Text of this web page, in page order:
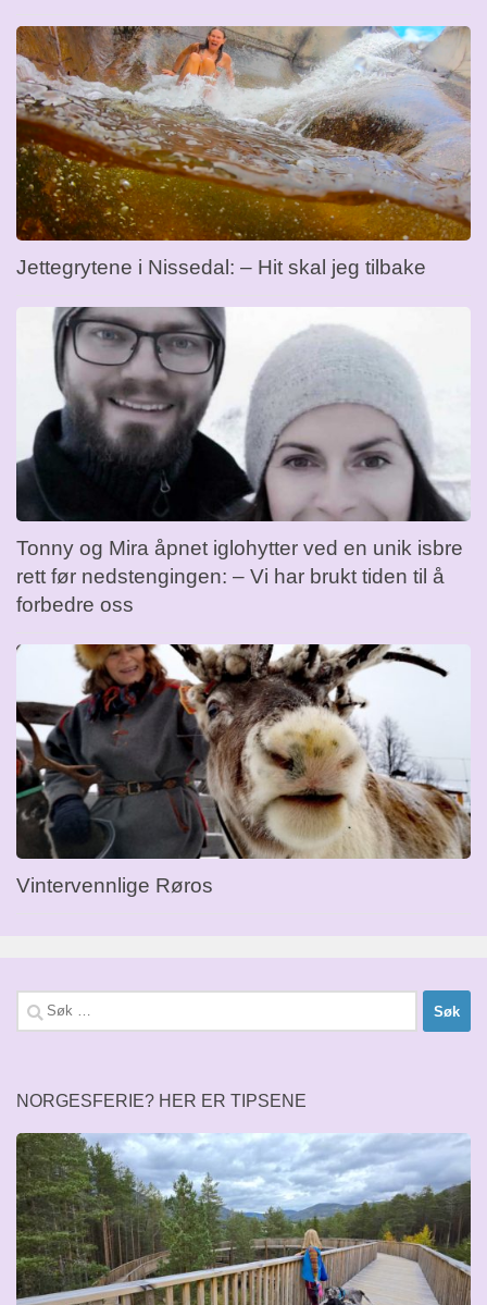
Jettegrytene i Nissedal: – Hit skal jeg tilbake
Tonny og Mira åpnet iglohytter ved en unik isbre
rett før nedstengingen: – Vi har brukt tiden til å
forbedre oss
Vintervennlige Røros
Søk
etter:
NORGESFERIE? HER ER TIPSENE